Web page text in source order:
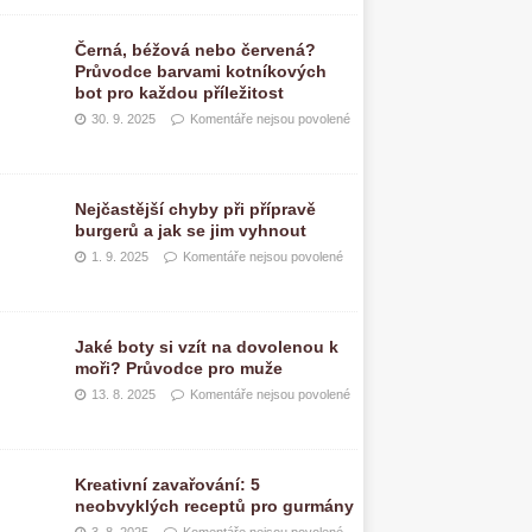
Černá, béžová nebo červená?
Průvodce barvami kotníkových
bot pro každou příležitost
30. 9. 2025 Komentáře nejsou povolené
Nejčastější chyby při přípravě
burgerů a jak se jim vyhnout
1. 9. 2025 Komentáře nejsou povolené
Jaké boty si vzít na dovolenou k
moři? Průvodce pro muže
13. 8. 2025 Komentáře nejsou povolené
Kreativní zavařování: 5
neobvyklých receptů pro gurmány